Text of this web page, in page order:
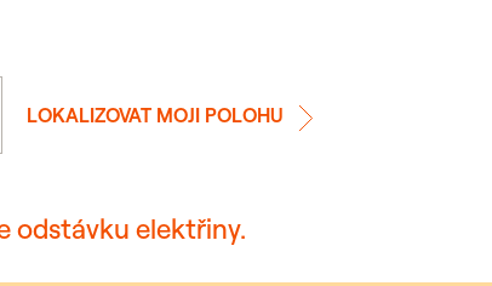
LOKALIZOVAT MOJI POLOHU
odstávku elektřiny.